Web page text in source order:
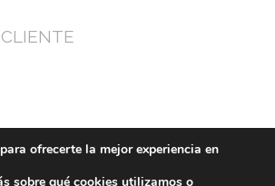
ofrecerte la mejor experiencia en
sobre qué cookies utilizamos o